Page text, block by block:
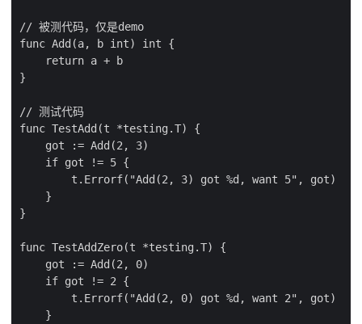
// 被测代码，仅是demo
func Add(a, b int) int {
    return a + b
}
// 测试代码
func TestAdd(t *testing.T) {
    got := Add(2, 3)
    if got != 5 {
        t.Errorf("Add(2, 3) got %d, want 5", got)
    }
}
func TestAddZero(t *testing.T) {
    got := Add(2, 0)
    if got != 2 {
        t.Errorf("Add(2, 0) got %d, want 2", got)
    }